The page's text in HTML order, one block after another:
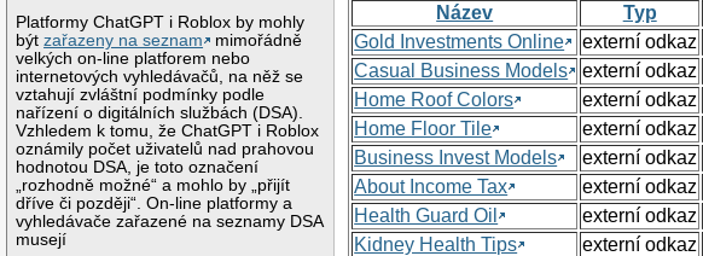
Platformy ChatGPT i Roblox by mohly
býtzařazeny na seznam
mimořádně
velkých on-line platforem nebo
internetových vyhledávačů, na něž se
vztahují zvláštní podmínky podle
nařízení o digitálních službách (DSA).
Vzhledem k tomu, že ChatGPT i Roblox
oznámily počet uživatelů nad prahovou
hodnotou DSA, je toto označení
„rozhodně možné“ a mohlo by „přijít
dříve či později“. On-line platformy a
vyhledávače zařazené na seznamy DSA
musejí
Název
Typ
Gold Investments Online
externí odkaz
Casual Business Models
externí odkaz
Home Roof Colors
externí odkaz
Home Floor Tile
externí odkaz
Business Invest Models
externí odkaz
About Income Tax
externí odkaz
Health Guard Oil
externí odkaz
Kidney Health Tips
externí odkaz